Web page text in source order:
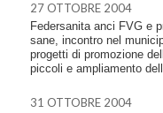
27 OTTOBRE 2004
Federsanita anci FVG e
sane, incontro nel
progetti di promozione
piccoli e ampliamento
31 OTTOBRE 2004